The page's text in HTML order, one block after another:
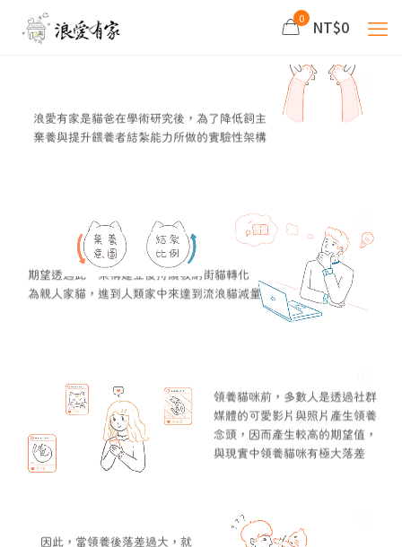
0 NT$0
浪愛有家是貓爸在學術研究後，為了降低飼主
棄養與提升餵養者結紮能力所做的實驗性架構
期望透過此一架構建立後持續吸納街貓轉化
為親人家貓，進到人類家中來達到流浪貓減量
領養貓咪前，多數人是透過社群
媒體的可愛影片與照片產生領養
念頭，因而產生較高的期望值，
與現實中領養貓咪有極大落差
因此，當領養後落差過大，就